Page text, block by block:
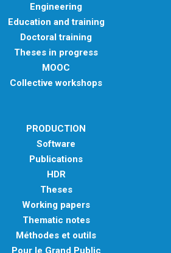
Engineering
Education and training
Doctoral training
Theses in progress
MOOC
Collective workshops
PRODUCTION
Software
Publications
HDR
Theses
Working papers
Thematic notes
Méthodes et outils
Pour le Grand Public